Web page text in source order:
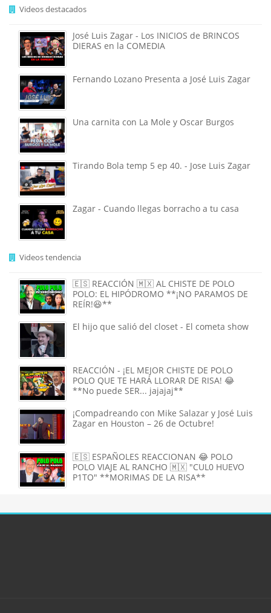
Videos destacados
José Luis Zagar - Los INICIOS de BRINCOS
DIERAS en la COMEDIA
Fernando Lozano Presenta a José Luis Zagar
Una carnita con La Mole y Oscar Burgos
Tirando Bola temp 5 ep 40. - Jose Luis Zagar
Zagar - Cuando llegas borracho a tu casa
Videos tendencia
🇪🇸 REACCIÓN 🇲🇽 AL CHISTE DE POLO
POLO: EL HIPÓDROMO **¡NO PARAMOS DE
REÍR!😆**
El hijo que salió del closet - El cometa show
REACCIÓN - ¡EL MEJOR CHISTE DE POLO
POLO QUE TE HARÁ LLORAR DE RISA! 😂
**No puede SER... jajajaj**
¡Compadreando con Mike Salazar y José Luis
Zagar en Houston – 26 de Octubre!
🇪🇸 ESPAÑOLES REACCIONAN 😂 POLO
POLO VIAJE AL RANCHO 🇲🇽 "CUL0 HUEVO
P1TO" **MORIMAS DE LA RISA**